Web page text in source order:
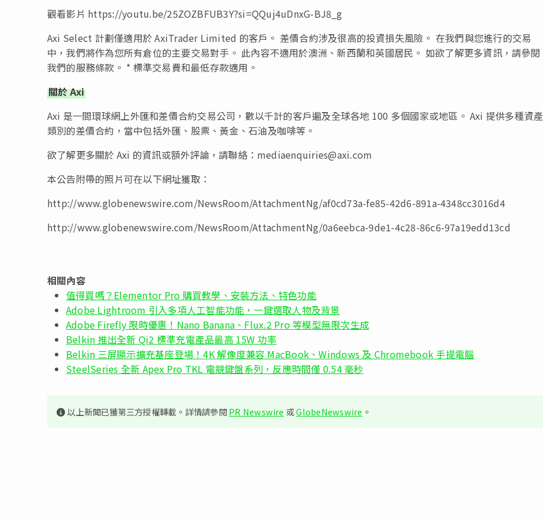
觀看影片 https://youtu.be/25ZOZBFUB3Y?si=QQuj4uDnxG-BJ8_g
Axi Select 計劃僅適用於 AxiTrader Limited 的客戶。 差價合約涉及很高的投資損失風險。 在我們與您進行的交易
中，我們將作為您所有倉位的主要交易對手。 此內容不適用於澳洲、新西蘭和英國居民。 如欲了解更多資訊，請參閱
我們的服務條款。 * 標準交易費和最低存款適用。
關於 Axi
Axi 是一間環球網上外匯和差價合約交易公司，數以千計的客戶遍及全球各地 100 多個國家或地區。 Axi 提供多種資產
類別的差價合約，當中包括外匯、股票、黃金、石油及咖啡等。
欲了解更多關於 Axi 的資訊或額外評論，請聯絡： mediaenquiries@axi.com
本公告附帶的照片可在以下網址獲取：
http://www.globenewswire.com/NewsRoom/AttachmentNg/af0cd73a-fe85-42d6-891a-4348cc3016d4
http://www.globenewswire.com/NewsRoom/AttachmentNg/0a6eebca-9de1-4c28-86c6-97a19edd13cd
相關內容
值得買嗎？Elementor Pro 購買教學、安裝方法、特色功能
Adobe Lightroom 引入多項人工智能功能，一鍵選取人物及背景
Adobe Firefly 限時優惠！Nano Banana、Flux.2 Pro 等模型無限次生成
Belkin 推出全新 Qi2 標準充電產品最高 15W 功率
Belkin 三屏顯示擴充基座登場！4K 解像度兼容 MacBook、Windows 及 Chromebook 手提電腦
SteelSeries 全新 Apex Pro TKL 電競鍵盤系列，反應時間僅 0.54 毫秒
以上新聞已獲第三方授權轉載。詳情請參閱PR Newswire 或GlobeNewswire 。